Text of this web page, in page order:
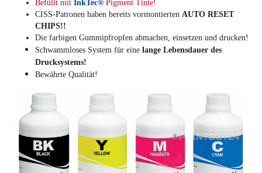
Befüllt mit InkTec® Pigment Tinte!
CISS-Patronen haben bereits vormontierten AUTO RESET
CHIPS!!
Die farbigen Gummipfropfen abmachen, einsetzen und drucken!
Schwammloses System für eine lange Lebensdauer des
Drucksystems!
Bewährte Qualität!